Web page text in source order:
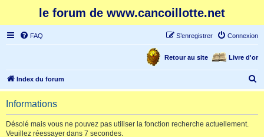
le forum de www.cancoillotte.net
FAQ Connexion
S’enregistrer
Livre d'or
Retour au site
Index du forum
e
Informations
Désolé mais vous ne pouvez pas utiliser la fonction recherche actuellement.
Veuillez réessayer dans 7 secondes.